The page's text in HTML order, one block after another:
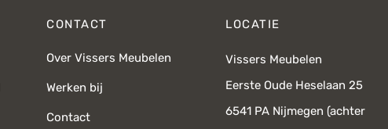
CONTACT
Over Vissers Meubelen
Werken bij
Contact
LOCATIE
Vissers Meubelen
Eerste Oude Heselaan 25
6541 PA Nijmegen (achter